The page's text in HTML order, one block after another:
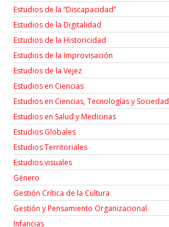
Estudios de la “Discapacidad”
Estudios de la Digitalidad
Estudios de la Historicidad
Estudios de la Improvisación
Estudios de la Vejez
Estudios en Ciencias
Estudios en Ciencias, Tecnologías y Sociedad
Estudios en Salud y Medicinas
Estudios Globales
Estudios Territoriales
Estudios visuales
Género
Gestión Crítica de la Cultura
Gestión y Pensamiento Organizacional
Infancias